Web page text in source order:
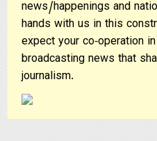
news/happenings and
hands with us in this
expect your co-operation
broadcasting news that
journalism.